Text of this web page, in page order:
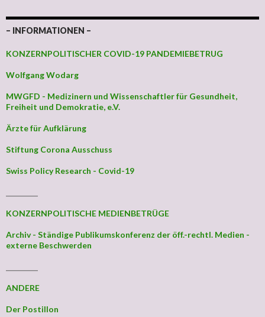
– INFORMATIONEN –
KONZERNPOLITISCHER COVID-19 PANDEMIEBETRUG
Wolfgang Wodarg
MWGFD - Medizinern und Wissenschaftler für Gesundheit,
Freiheit und Demokratie, e.V.
Ärzte für Aufklärung
Stiftung Corona Ausschuss
Swiss Policy Research - Covid-19
KONZERNPOLITISCHE MEDIENBETRÜGE
Archiv - Ständige Publikumskonferenz der öff.-rechtl. Medien -
externe Beschwerden
ANDERE
Der Postillon